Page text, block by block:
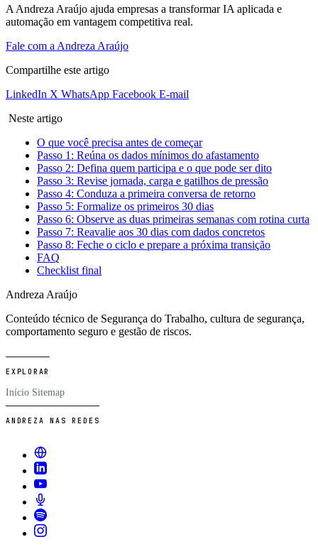
A Andreza Araújo ajuda empresas a transformar IA aplicada e
automação em vantagem competitiva real.
Fale com a Andreza Araújo
Compartilhe este artigo
LinkedIn X WhatsApp Facebook E-mail
Neste artigo
O que você precisa antes de começar
Passo 1: Reúna os dados mínimos do afastamento
Passo 2: Defina quem participa e o que pode ser dito
Passo 3: Revise jornada, carga e gatilhos de pressão
Passo 4: Conduza a primeira conversa de retorno
Passo 5: Formalize os primeiros 30 dias
Passo 6: Observe as duas primeiras semanas com rotina curta
Passo 7: Reavalie aos 30 dias com dados concretos
Passo 8: Feche o ciclo e prepare a próxima transição
FAQ
Checklist final
Andreza Araújo
Conteúdo técnico de Segurança do Trabalho, cultura de segurança,
comportamento seguro e gestão de riscos.
EXPLORAR
Início Sitemap
ANDREZA NAS REDES